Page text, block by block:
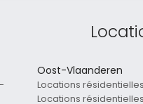
Oost-Vlaanderen
Locations
Locations